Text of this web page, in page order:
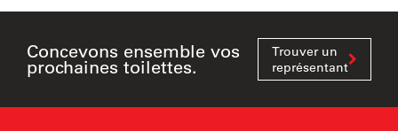
Concevons ensemble vos
prochaines toilettes.
Trouver un
représentant